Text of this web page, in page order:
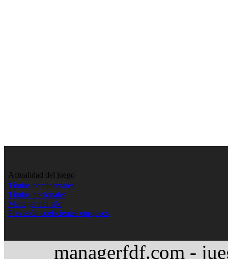
Actualidad del juego
Títulos continentales
Títulos nacionales
Manager del año
Previsión coeficientes europeos
managerfdf.com -